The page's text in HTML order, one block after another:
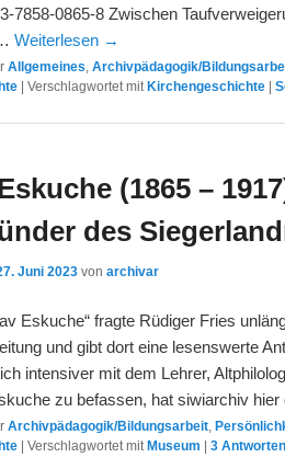
7858-0865-8 Zwischen
…Weiterlesen →
Allgemeines,Archivpädagogik/
|Verschlagwortet mit Kirchengeschichte |
(1865 –
des
Juni 2023 vonarchivar
Eskuche“ fragte Rüdiger Fries
und gibt dort eine lesenswerte
intensiver mit dem Lehrer,
zu befassen, hat siwiarchiv
Archivpädagogik/Bildungsarbeit,
|Verschlagwortet mit Museum |3 Antworten